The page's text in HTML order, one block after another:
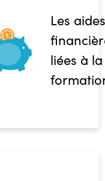
Les aides
liées à la